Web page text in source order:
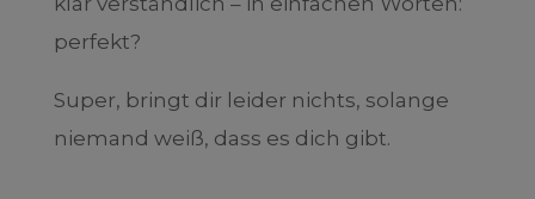
perfekt?
Super, bringt dir leider nichts, solange
niemand weiß, dass es dich gibt.